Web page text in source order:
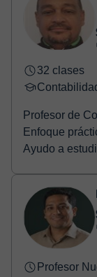
Una vez realices
confirmación de la
32 clases
Profesor de
Enfoque
Ayudo a
Profesor